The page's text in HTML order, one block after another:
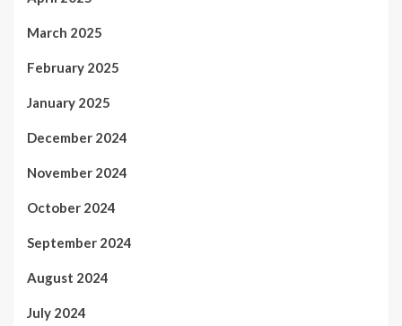
March 2025
February 2025
January 2025
December 2024
November 2024
October 2024
September 2024
August 2024
July 2024